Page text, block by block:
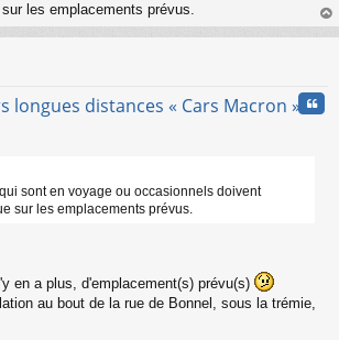
les emplacements prévus.
au
longues distances « Cars Macron »
sont en voyage ou occasionnels doivent
sur les emplacements prévus.
en a plus, d'emplacement(s) prévu(s)
au bout de la rue de Bonnel, sous la trémie,